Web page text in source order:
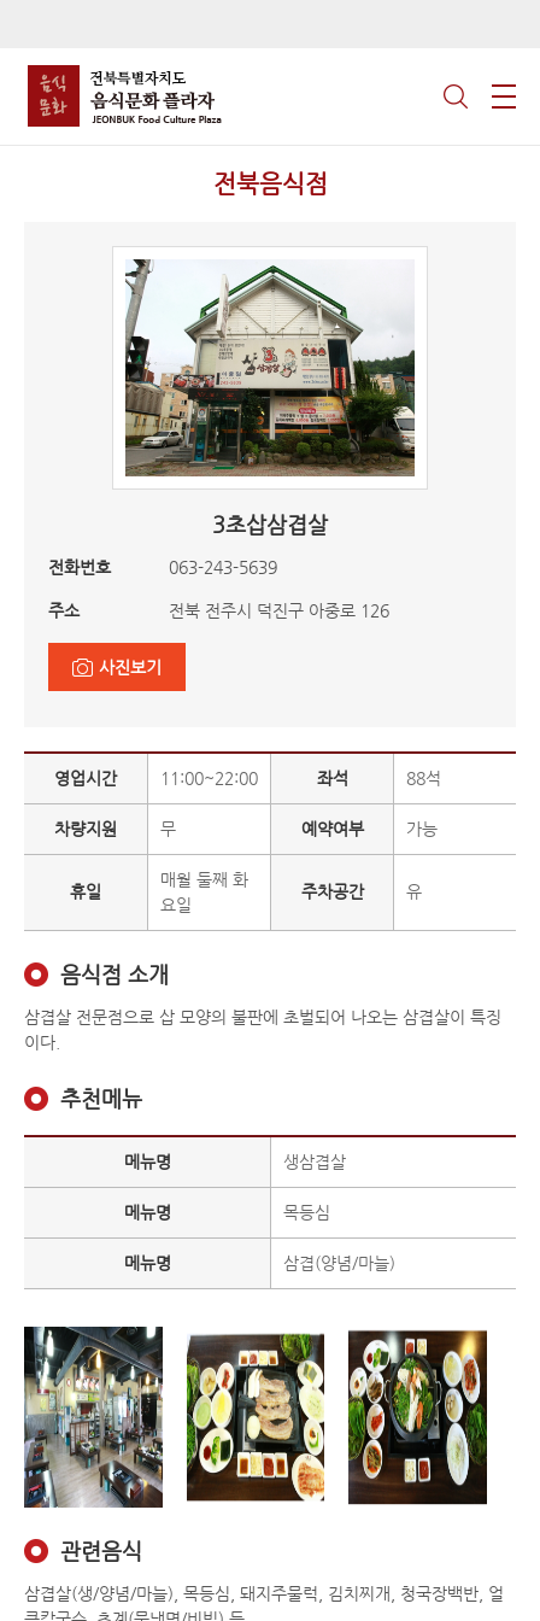
전북음식점
3초삽삼겹살
전화번호 063-243-5639
주소 전북 전주시 덕진구 아중로 126
사진보기
영업시간 11:00~22:00 좌석 88석
차량지원 무 예약여부 가능
휴일
매월 둘째 화
요일
주차공간 유
음식점 소개
삼겹살 전문점으로 삽 모양의 불판에 초벌되어 나오는 삼겹살이 특징
이다.
추천메뉴
메뉴명 생삼겹살
메뉴명 목등심
메뉴명 삼겹(양념/마늘)
관련음식
삼겹살(생/양념/마늘), 목등심, 돼지주물럭, 김치찌개, 청국장백반, 얼